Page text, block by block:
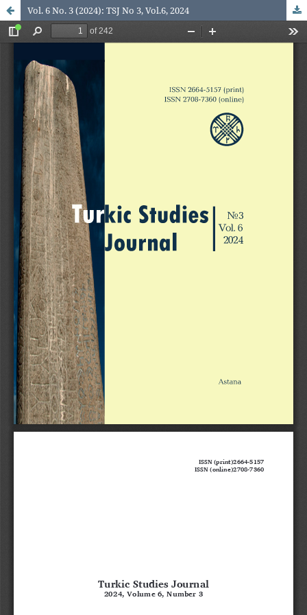
Vol. 6 No. 3 (2024): TSJ No 3, Vol.6, 2024